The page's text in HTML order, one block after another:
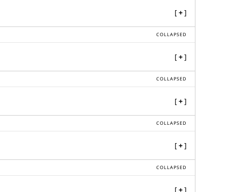
[+]
COLLAPSED
[+]
COLLAPSED
[+]
COLLAPSED
[+]
COLLAPSED
[+]